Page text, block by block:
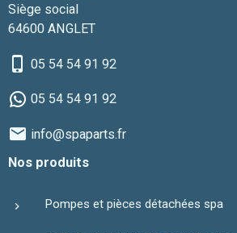
Siège social
64600 ANGLET
05 54 54 91 92
05 54 54 91 92
info@spaparts.fr
Nos produits
Pompes et pièces détachées spa